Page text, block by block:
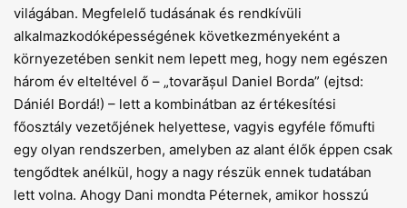
világában. Megfelelő tudásának és rendkívüli
alkalmazkodóképességének következményeként a
környezetében senkit nem lepett meg, hogy nem egészen
három év elteltével ő – „tovarășul Daniel Borda” (ejtsd:
Dániél Bordá!) – lett a kombinátban az értékesítési
főosztály vezetőjének helyettese, vagyis egyféle főmufti
egy olyan rendszerben, amelyben az alant élők éppen csak
tengődtek anélkül, hogy a nagy részük ennek tudatában
lett volna. Ahogy Dani mondta Péternek, amikor hosszú